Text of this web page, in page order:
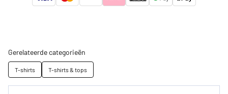
Gerelateerde categorieën
T-shirts T-shirts & tops